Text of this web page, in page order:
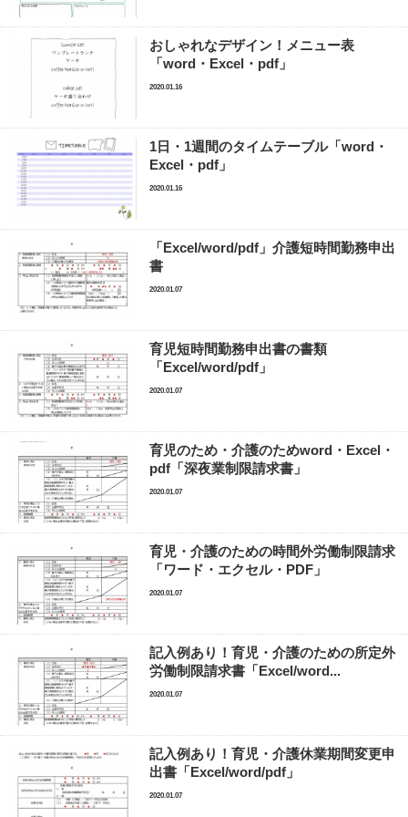
おしゃれなデザイン！メニュー表
「word・Excel・pdf」
2020.01.16
1日・1週間のタイムテーブル「word・
Excel・pdf」
2020.01.16
「Excel/word/pdf」介護短時間勤務申出
書
2020.01.07
育児短時間勤務申出書の書類
「Excel/word/pdf」
2020.01.07
育児のため・介護のためword・Excel・
pdf「深夜業制限請求書」
2020.01.07
育児・介護のための時間外労働制限請求
「ワード・エクセル・PDF」
2020.01.07
記入例あり！育児・介護のための所定外
労働制限請求書「Excel/word...
2020.01.07
記入例あり！育児・介護休業期間変更申
出書「Excel/word/pdf」
2020.01.07